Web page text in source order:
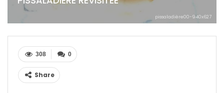
pissaladière00-940x627
0
308
Share